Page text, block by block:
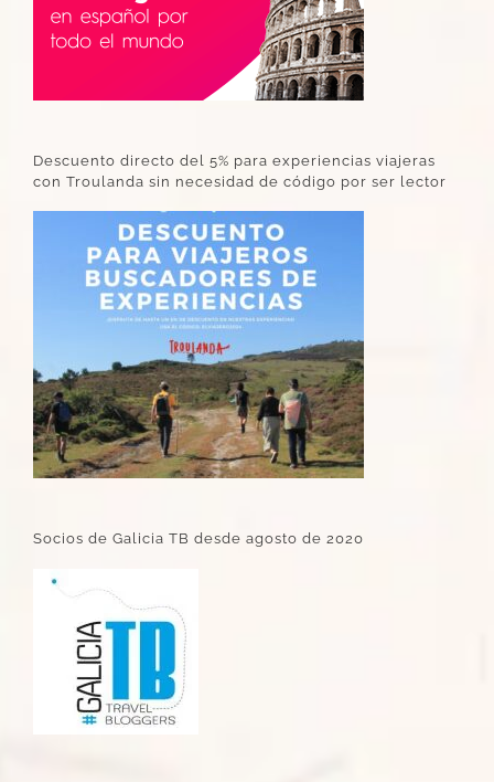
Descuento directo del 5% para experiencias viajeras
con Troulanda sin necesidad de código por ser lector
Socios de Galicia TB desde agosto de 2020